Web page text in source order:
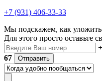
+7 (931) 406-33-33
Мы подскажем, как
Для этого просто оставьте
67
Отправить